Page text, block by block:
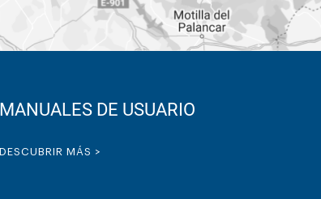
MANUALES DE USUARIO
DESCUBRIR MÁS >